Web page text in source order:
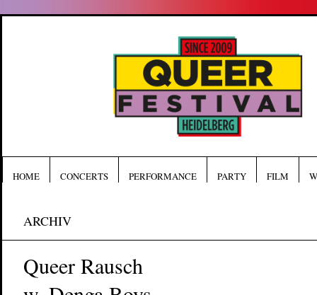
HOME CONCERTS PERFORMANCE PARTY FILM
ARCHIV
Queer Rausch